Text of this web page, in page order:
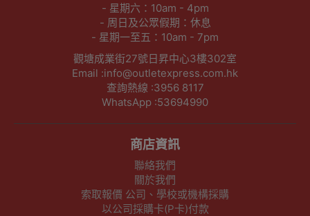
- 星期六：10am - 4pm
- 周日及公眾假期：休息
- 星期一至五：10am - 7pm
觀塘成業街27號日昇中心3樓302室
Email :info@outletexpress.com.hk
查詢熱線 :3956 8117
WhatsApp :53694990
商店資訊
聯絡我們
關於我們
索取報價 公司、學校或機構採購
以公司採購卡(P卡)付款